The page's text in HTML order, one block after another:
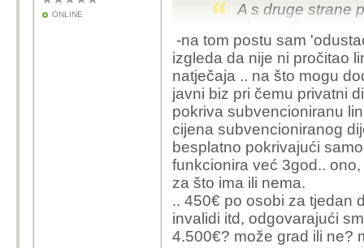
ONLINE
A s druge strane
vjerovati)
"Iz Grada
pokušali provesti
ljetovanja za tu
nijedan
za bicikle i masu toga
prošle su godine
javio - ne treba biti
jednostavno nije
50-ero djece u
podršku i 'razne
-na tom postu sam
izgleda da nije ni pročitao
natječaja .. na što mogu
javni biz pri čemu privatni
pokriva subvencioniranu
cijena subvencioniranog
besplatno pokrivajući
funkcionira već 3god..
za što ima ili nema.
.. 450€ po osobi za tjedan
invalidi itd, odgovarajući
4.500€? može grad ili ne?